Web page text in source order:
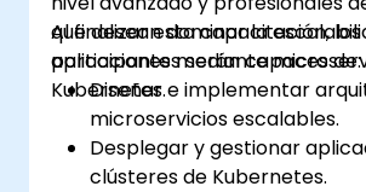
que desean dominar la
aplicaciones mediante
Kubernetes.
Al finalizar esta capacitación, los
participantes serán capaces de:
Diseñar e implementar
microservicios escalables.
Desplegar y gestionar
clústeres de Kubernetes.